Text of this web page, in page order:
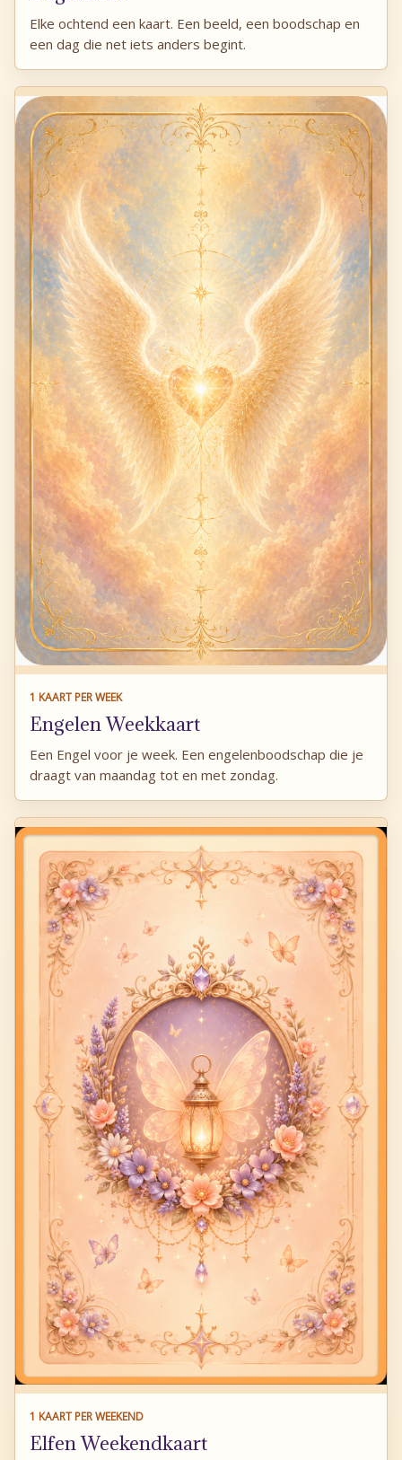
Elke ochtend een kaart. Een beeld, een boodschap en
een dag die net iets anders begint.
1 KAART PER WEEK
Engelen Weekkaart
Een Engel voor je week. Een engelenboodschap die je
draagt van maandag tot en met zondag.
1 KAART PER WEEKEND
Elfen Weekendkaart